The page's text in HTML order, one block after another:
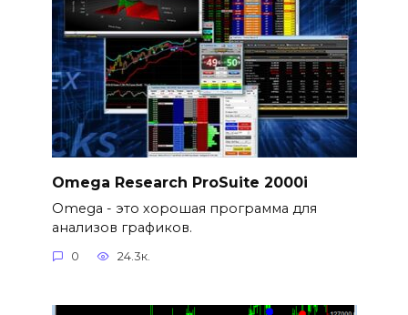
Omega Research ProSuite 2000i
Omega - это хорошая программа для
анализов графиков.
0 24.3к.